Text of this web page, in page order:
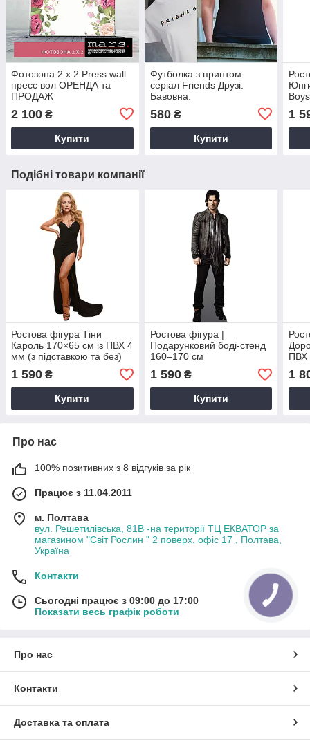
Фотозона 2 х 2 Press wall
пресс вол ОРЕНДА та
ПРОДАЖ
2 100 ₴
Купити
Футболка з принтом
серіал Friends Друзі.
Бавовна.
580₴
Купити
під
1
Подібні товари компанії
Ростова фігура Тіни
Кароль 170×65 см із ПВХ 4
мм (з підставкою та без)
повнорозмірний боді-
стенд
1 590 ₴
Купити
Ростова фігура |
Подарунковий боді-стенд
160–170 см
1 590₴
Купити
ПВХ
1
Про нас
100% позитивних з 8 відгуків за рік
Працює з 11.04.2011
м. Полтава
вул. Решетилівська, 81В -на території ТЦ ЕКВАТОР за
магазином "Світ Рослин " 2 поверх, офіс 17 , Полтава,
Україна
Контакти
Сьогодні працює з 09:00 до 17:00
Показати весь графік роботи
Про нас
Контакти
Доставка та оплата